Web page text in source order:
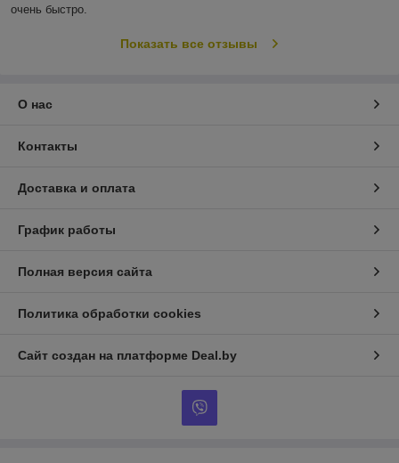
очень быстро.
Показать все отзывы
О нас
Контакты
Доставка и оплата
График работы
Полная версия сайта
Политика обработки cookies
Сайт создан на платформе Deal.by